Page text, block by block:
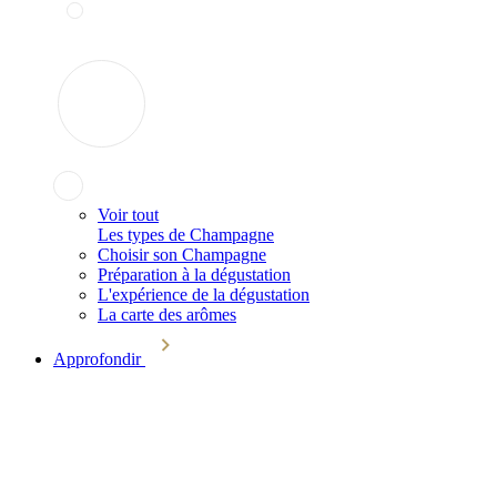
Voir tout
Les types de Champagne
Choisir son Champagne
Préparation à la dégustation
L'expérience de la dégustation
La carte des arômes
Approfondir